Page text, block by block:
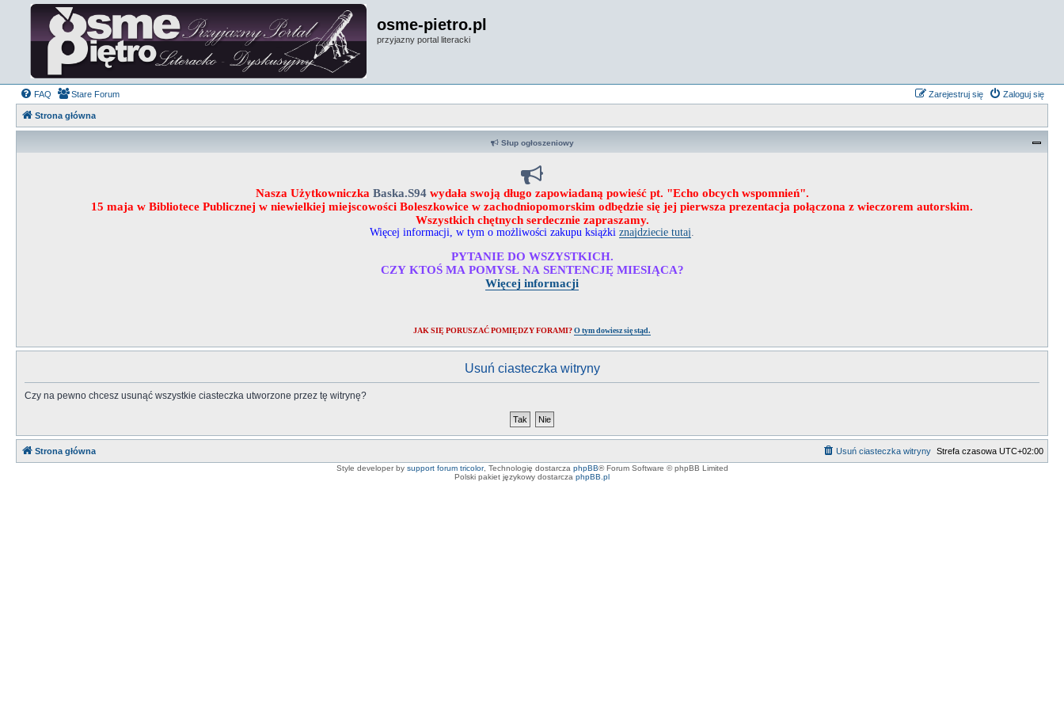
osme-pietro.pl
przyjazny portal literacki
FAQ Zaloguj się
Zarejestruj się
Stare Forum
Strona główna
Słup ogłoszeniowy
Nasza Użytkowniczka Baska.S94 wydała swoją długo zapowiadaną powieść pt. "Echo obcych wspomnień".
15 maja w Bibliotece Publicznej w niewielkiej miejscowości Boleszkowice w zachodniopomorskim odbędzie się jej pierwsza prezentacja połączona z wieczorem autorskim.
Wszystkich chętnych serdecznie zapraszamy.
Więcej informacji, w tym o możliwości zakupu książki znajdziecie tutaj
PYTANIE DO WSZYSTKICH.
CZY KTOŚ MA POMYSŁ NA SENTENCJĘ MIESIĄCA?
Więcej informacji
JAK SIĘ PORUSZAĆ POMIĘDZY FORAMI? O tym dowiesz się stąd.
Usuń ciasteczka witryny
Czy na pewno chcesz usunąć wszystkie ciasteczka utworzone przez tę witrynę?
Strona główna Strefa czasowa UTC+02:00
Usuń ciasteczka witryny
Style developer by support forum tricolor, Technologię dostarcza phpBB® Forum Software © phpBB Limited
Polski pakiet językowy dostarcza phpBB.pl